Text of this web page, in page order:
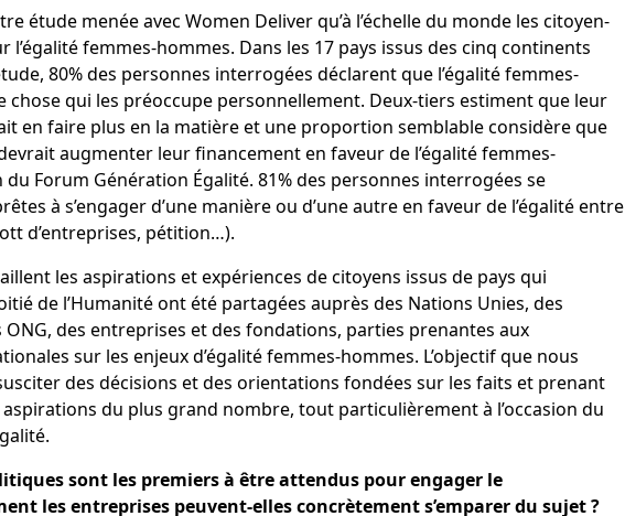
étudemenée avec Women Deliverqu’à l’échelle du monde les citoyen-
l’égalité femmes-hommes. Dans les 17 pays issus des cinq continents
80% des personnes interrogées déclarent que l’égalité femmes-
chose qui les préoccupe personnellement. Deux-tiers estiment que leur
en faire plus en la matière et une proportion semblable considère que
augmenter leur financement en faveur de l’égalité femmes-
du Forum Génération Égalité. 81% des personnes interrogées se
à s’engager d’une manière ou d’une autre en faveur de l’égalité entre
d’entreprises, pétition…).
les aspirations et expériences de citoyens issus de pays qui
de l’Humanité ont été partagées auprès des Nations Unies, des
des entreprises et des fondations, parties prenantes aux
sur les enjeux d’égalité femmes-hommes. L’objectif que nous
des décisions et des orientations fondées sur les faits et prenant
du plus grand nombre, tout particulièrement à l’occasion du
sont les premiers à être attendus pour engager le
les entreprises peuvent-elles concrètement s’emparer du sujet ?